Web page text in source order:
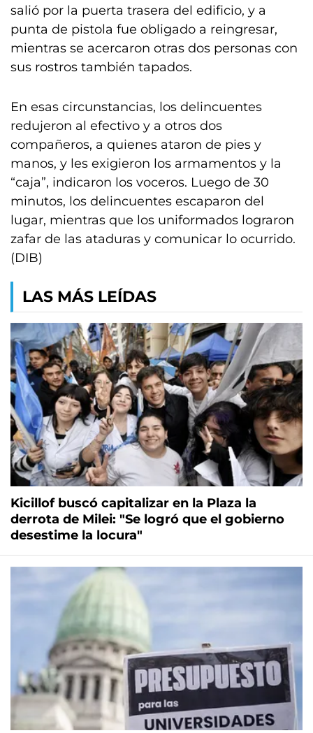
salió por la puerta trasera del edificio, y a
punta de pistola fue obligado a reingresar,
mientras se acercaron otras dos personas con
sus rostros también tapados.
En esas circunstancias, los delincuentes
redujeron al efectivo y a otros dos
compañeros, a quienes ataron de pies y
manos, y les exigieron los armamentos y la
“caja”, indicaron los voceros. Luego de 30
minutos, los delincuentes escaparon del
lugar, mientras que los uniformados lograron
zafar de las ataduras y comunicar lo ocurrido.
(DIB)
LAS MÁS LEÍDAS
Kicillof buscó capitalizar en la Plaza la
derrota de Milei: "Se logró que el gobierno
desestime la locura"